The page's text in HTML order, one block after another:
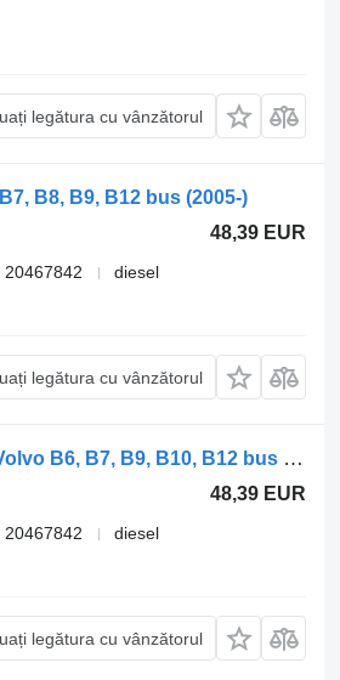
legătura cu vânzătorul
B8, B9, B12 bus (2005-)
48,39 EUR
diesel
legătura cu vânzătorul
Autoradio Volvo B12B (01.97-12.11) VR300 pentru autobuz Volvo B6, B7, B9, B10, B12 bus (1978-2011)
48,39 EUR
diesel
legătura cu vânzătorul